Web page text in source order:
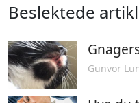
Beslektede
Gunvor